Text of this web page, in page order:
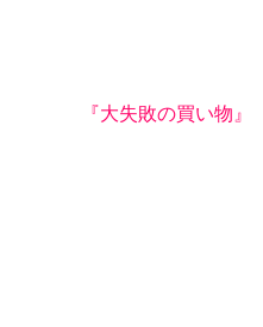
『大失敗の買い物』